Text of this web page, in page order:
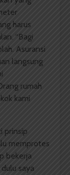
harus
“Bagi
Asuransi
langsung
rumah
kami
prinsip
memprotes
bekerja
saya